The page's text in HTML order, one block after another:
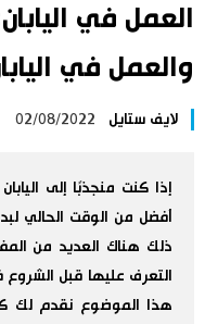
الأكثر تفاعلا
العمل في
والعمل في
لايف ستايل 02/08/2022
إذا كنت منجذبًا إلى
أفضل من الوقت الحالي
ذلك هناك العديد من
التعرف عليها قبل
هذا الموضوع نقدم لك